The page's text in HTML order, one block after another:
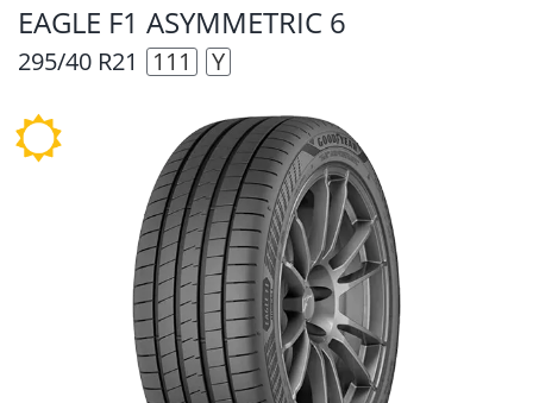
EAGLE F1 ASYMMETRIC 6
295/40 R21 111 Y